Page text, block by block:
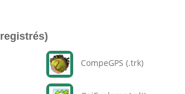
CompeGPS (.trk)